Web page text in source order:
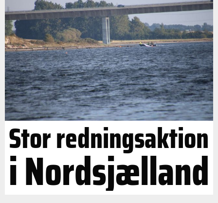
Stor redningsaktion
i Nordsjælland